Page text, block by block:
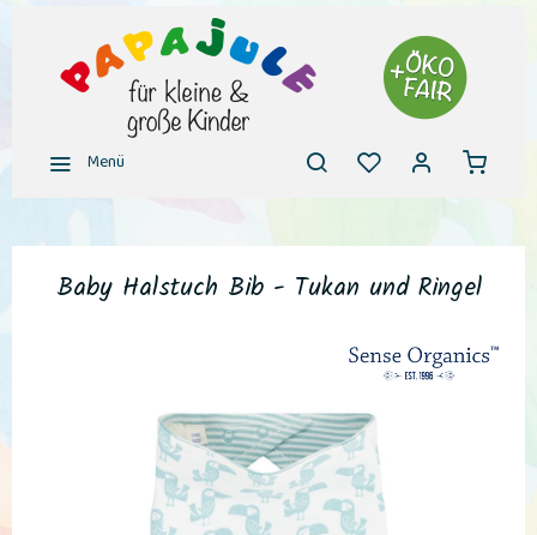
Menü
Baby Halstuch Bib - Tukan und Ringel